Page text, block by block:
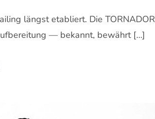
längst etabliert. Die TORNADOR
— bekannt, bewährt […]